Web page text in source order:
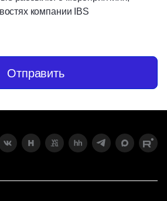
компании IBS
Отправить